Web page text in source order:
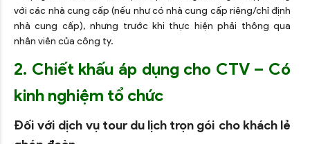
với các nhà cung cấp (nếu như có nhà cung cấp riêng/chỉ định
nhà cung cấp), nhưng trước khi thực hiện phải thông qua
nhân viên của công ty.
2. Chiết khấu áp dụng cho CTV – Có
kinh nghiệm tổ chức
Đối với dịch vụ tour du lịch trọn gói cho khách lẻ